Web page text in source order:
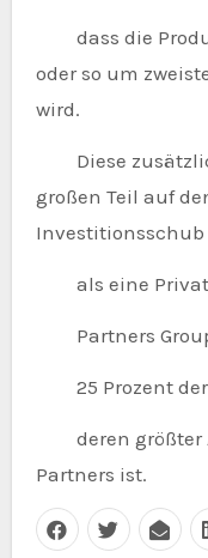
dass die
oder so um
wird.
Diese
großen Teil auf
als eine
Partners
25 Prozent der
deren größter
Partners ist.